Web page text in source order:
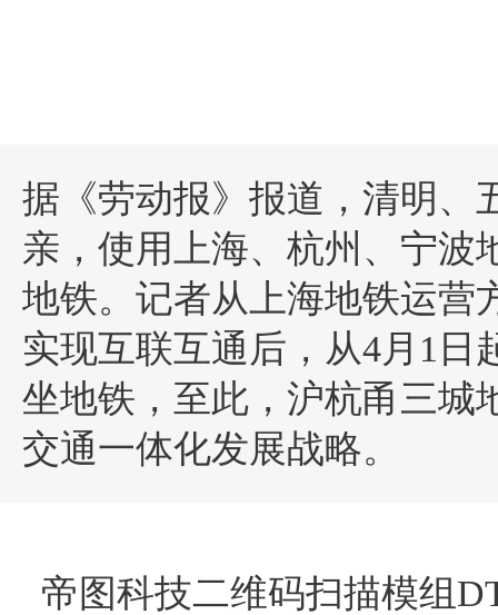
据《劳动报》报道，清明、
亲，使用上海、杭州、宁波
地铁。记者从上海地铁运营
实现互联互通后，从4月1日
坐地铁，至此，沪杭甬三城
交通一体化发展战略。
帝图科技二维码扫描模组